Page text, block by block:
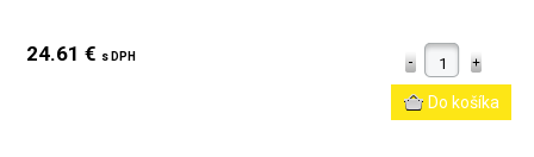
24.61 € s DPH